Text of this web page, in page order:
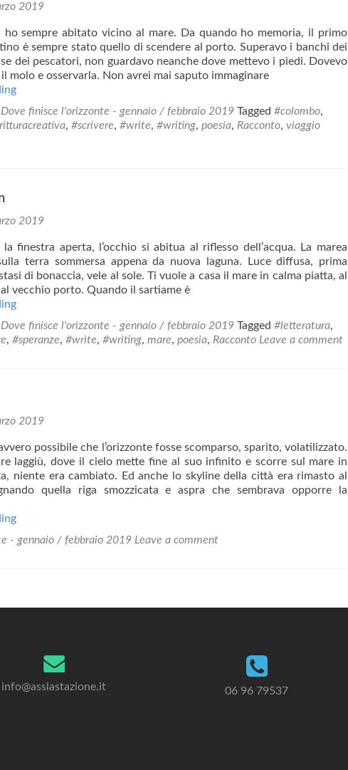
2019
ho sempre abitato vicino al mare. Da quando ho memoria, il primo
è sempre stato quello di scendere al porto. Superavo i banchi dei
dei pescatori, non guardavo neanche dove mettevo i piedi. Dovevo
molo e osservarla. Non avrei mai saputo immaginare
La
Sottile
finisce l'orizzonte - gennaio / febbraio 2019 Tagged #colombo,
, #scrivere, #write, #writing, poesia, Racconto, viaggio
2019
la finestra aperta, l’occhio si abitua al riflesso dell’acqua. La marea
terra sommersa appena da nuova laguna. Luce diffusa, prima
di bonaccia, vele al sole. Ti vuole a casa il mare in calma piatta, al
vecchio porto. Quando il sartiame è
Mare
finisce l'orizzonte - gennaio / febbraio 2019 Tagged #letteratura,
, #speranze, #write, #writing, mare, poesia, Racconto Leave a comment
2019
possibile che l’orizzonte fosse scomparso, sparito, volatilizzato.
laggiù, dove il cielo mette fine al suo infinito e scorre sul mare in
niente era cambiato. Ed anche lo skyline della città era rimasto al
quella riga smozzicata e aspra che sembrava opporre la
3416
- gennaio / febbraio 2019 Leave a comment
info@asslastazione.it 06 96 79537